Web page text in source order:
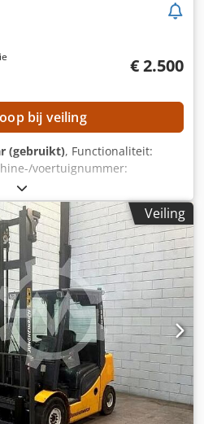
€ 2.500
bij veiling
(gebruikt), Functionaliteit:
voertuignummer:
2021
, hefhoogte:4.802 mm, vrije
elektrisch, masttype:
– gegarandeerde verkoop
GEGEVENS
4.802 mm Vrije
Apyorf
Triplex Aandrijftype:
24 V Bouwhoogte: 2.065 mm
Veiling